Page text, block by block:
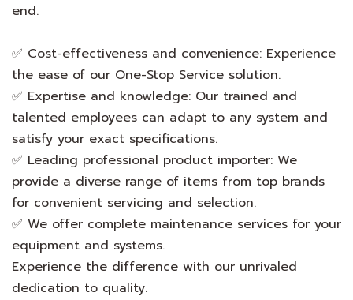
end.
✅ Cost-effectiveness and convenience: Experience
the ease of our One-Stop Service solution.
✅ Expertise and knowledge: Our trained and
talented employees can adapt to any system and
satisfy your exact specifications.
✅ Leading professional product importer: We
provide a diverse range of items from top brands
for convenient servicing and selection.
✅ We offer complete maintenance services for your
equipment and systems.
Experience the difference with our unrivaled
dedication to quality.